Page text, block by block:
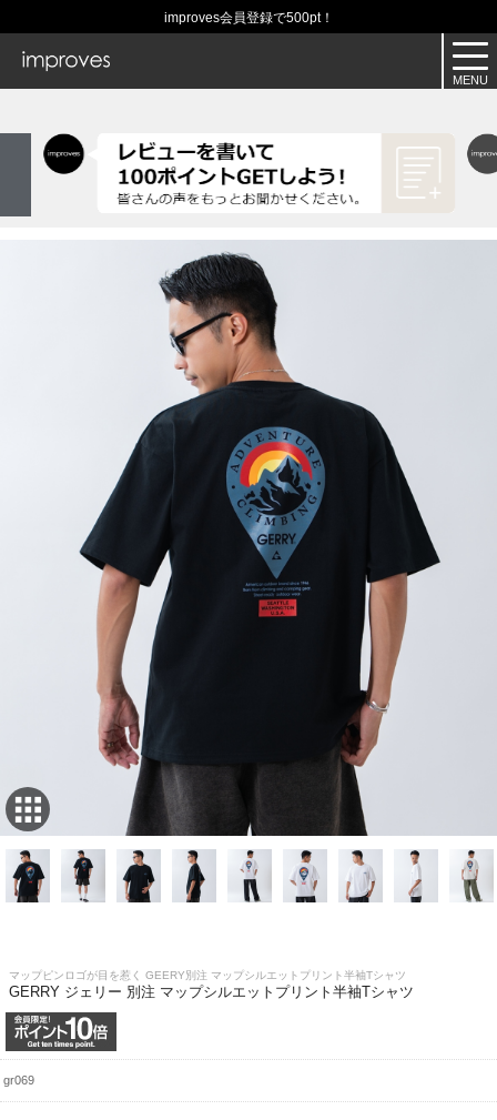
improves会員登録で500pt！
マップピンロゴが目を惹く GEERY別注 マップシルエットプリント半袖Tシャツ
GERRY ジェリー 別注 マップシルエットプリント半袖Tシャツ
gr069